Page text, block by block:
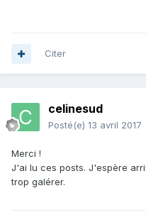
Citer
celinesud
Posté(e) 13 avril 2017
Merci !
J'ai lu ces posts. J'espère
trop galérer.